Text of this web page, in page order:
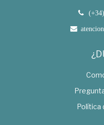
Política